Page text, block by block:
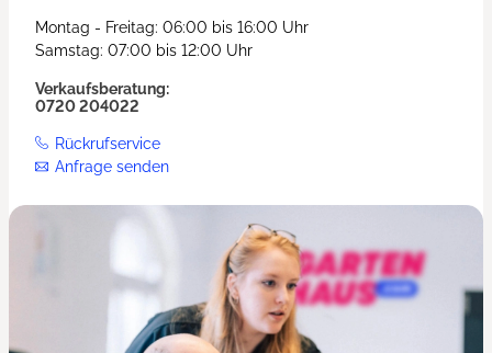
Montag - Freitag: 06:00 bis 16:00 Uhr
Samstag: 07:00 bis 12:00 Uhr
Verkaufsberatung:
0720 204022
Rückrufservice
Anfrage senden